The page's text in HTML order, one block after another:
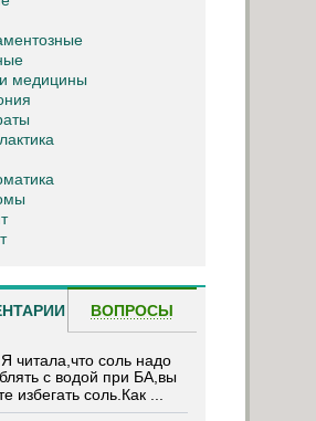
медицины
ВОПРОСЫ
Я читала,что соль надо
с водой при БА,вы
избегать соль.Как ...